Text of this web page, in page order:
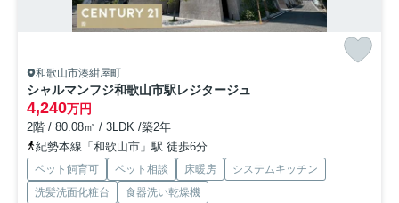
和歌山市湊紺屋町
シャルマンフジ和歌山市駅レジタージュ
4,240万円
2階 / 80.08㎡ / 3LDK /築2年
紀勢本線「和歌山市」駅 徒歩6分
ペット飼育可 ペット相談 床暖房
システムキッチン
洗髪洗面化粧台
食器洗い乾燥機